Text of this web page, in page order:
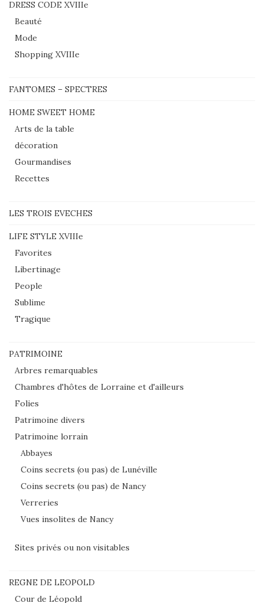
DRESS CODE XVIIIe
Beauté
Mode
Shopping XVIIIe
FANTOMES – SPECTRES
HOME SWEET HOME
Arts de la table
décoration
Gourmandises
Recettes
LES TROIS EVECHES
LIFE STYLE XVIIIe
Favorites
Libertinage
People
Sublime
Tragique
PATRIMOINE
Arbres remarquables
Chambres d'hôtes de Lorraine et d'ailleurs
Folies
Patrimoine divers
Patrimoine lorrain
Abbayes
Coins secrets (ou pas) de Lunéville
Coins secrets (ou pas) de Nancy
Verreries
Vues insolites de Nancy
Sites privés ou non visitables
REGNE DE LEOPOLD
Cour de Léopold